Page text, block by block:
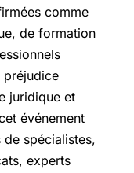
comme
de formation
préjudice
juridique et
événement
spécialistes,
experts